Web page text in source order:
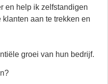
en help ik zelfstandigen
klanten aan te trekken en
groei van hun bedrijf.